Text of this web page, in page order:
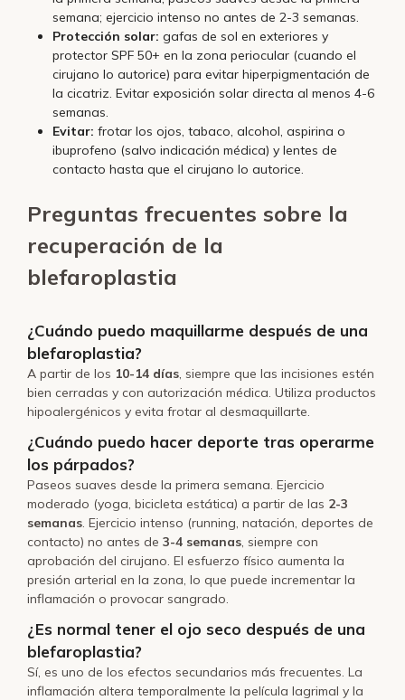
semana; ejercicio intenso no antes de 2-3 semanas.
Protección solar: gafas de sol en exteriores y
protector SPF 50+ en la zona periocular (cuando el
cirujano lo autorice) para evitar hiperpigmentación de
la cicatriz. Evitar exposición solar directa al menos 4-6
semanas.
Evitar: frotar los ojos, tabaco, alcohol, aspirina o
ibuprofeno (salvo indicación médica) y lentes de
contacto hasta que el cirujano lo autorice.
Preguntas frecuentes sobre la
recuperación de la
blefaroplastia
¿Cuándo puedo maquillarme después de una
blefaroplastia?
A partir de los 10-14 días, siempre que las incisiones estén
bien cerradas y con autorización médica. Utiliza productos
hipoalergénicos y evita frotar al desmaquillarte.
¿Cuándo puedo hacer deporte tras operarme
los párpados?
Paseos suaves desde la primera semana. Ejercicio
moderado (yoga, bicicleta estática) a partir de las 2-3
semanas. Ejercicio intenso (running, natación, deportes de
contacto) no antes de 3-4 semanas, siempre con
aprobación del cirujano. El esfuerzo físico aumenta la
presión arterial en la zona, lo que puede incrementar la
inflamación o provocar sangrado.
¿Es normal tener el ojo seco después de una
blefaroplastia?
Sí, es uno de los efectos secundarios más frecuentes. La
inflamación altera temporalmente la película lagrimal y la